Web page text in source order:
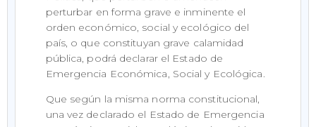
perturbar en forma grave e inminente el
orden económico, social y ecológico del
país, o que constituyan grave calamidad
pública, podrá declarar el Estado de
Emergencia Económica, Social y Ecológica.
Que según la misma norma constitucional,
una vez declarado el Estado de Emergencia